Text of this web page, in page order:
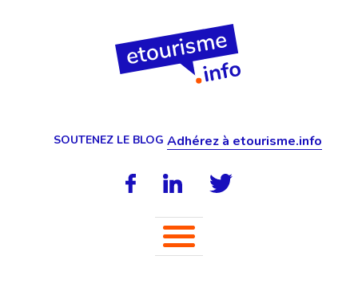
SOUTENEZ LE BLOG Adhérez à etourisme.info